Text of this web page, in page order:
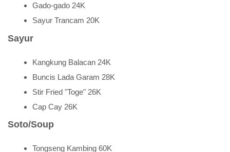
Gado-gado 24K
Sayur Trancam 20K
Sayur
Kangkung Balacan 24K
Buncis Lada Garam 28K
Stir Fried "Toge" 26K
Cap Cay 26K
Soto/Soup
Tongseng Kambing 60K